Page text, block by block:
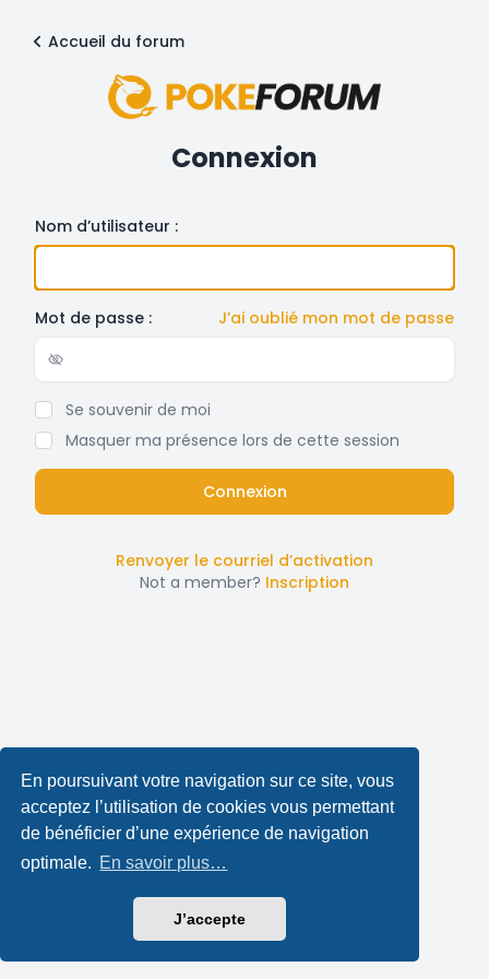
En poursuivant votre navigation sur ce site, vous
acceptez l’utilisation de cookies vous permettant
de bénéficier d’une expérience de navigation
optimale. En savoir plus…
J’accepte
Accueil du forum
Connexion
Nom d’utilisateur :
Mot de passe : J’ai oublié mon mot de passe
Show/hide password
Se souvenir de moi
Masquer ma présence lors de cette session
Renvoyer le courriel d’activation
Not a member? Inscription